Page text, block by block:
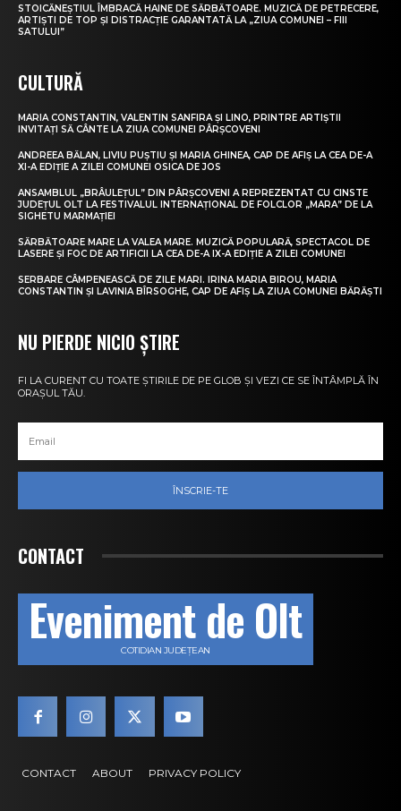
STOICĂNEȘTIUL ÎMBRACĂ HAINE DE SĂRBĂTOARE. MUZICĂ DE PETRECERE,
ARTIȘTI DE TOP ȘI DISTRACȚIE GARANTATĂ LA „ZIUA COMUNEI – FIII
SATULUI”
CULTURĂ
MARIA CONSTANTIN, VALENTIN SANFIRA ȘI LINO, PRINTRE ARTIȘTII
INVITAȚI SĂ CÂNTE LA ZIUA COMUNEI PÂRȘCOVENI
ANDREEA BĂLAN, LIVIU PUȘTIU ȘI MARIA GHINEA, CAP DE AFIȘ LA CEA DE-A
XI-A EDIȚIE A ZILEI COMUNEI OSICA DE JOS
ANSAMBLUL „BRÂULEȚUL” DIN PÂRȘCOVENI A REPREZENTAT CU CINSTE
JUDEȚUL OLT LA FESTIVALUL INTERNAȚIONAL DE FOLCLOR „MARA” DE LA
SIGHETU MARMAȚIEI
SĂRBĂTOARE MARE LA VALEA MARE. MUZICĂ POPULARĂ, SPECTACOL DE
LASERE ȘI FOC DE ARTIFICII LA CEA DE-A IX-A EDIȚIE A ZILEI COMUNEI
SERBARE CÂMPENEASCĂ DE ZILE MARI. IRINA MARIA BIROU, MARIA
CONSTANTIN ȘI LAVINIA BÎRSOGHE, CAP DE AFIȘ LA ZIUA COMUNEI BĂRĂȘTI
NU PIERDE NICIO ȘTIRE
FI LA CURENT CU TOATE ȘTIRILE DE PE GLOB ȘI VEZI CE SE ÎNTÂMPLĂ ÎN
ORAȘUL TĂU.
ÎNSCRIE-TE
CONTACT
Eveniment de Olt
COTIDIAN JUDEȚEAN
CONTACT ABOUT PRIVACY POLICY